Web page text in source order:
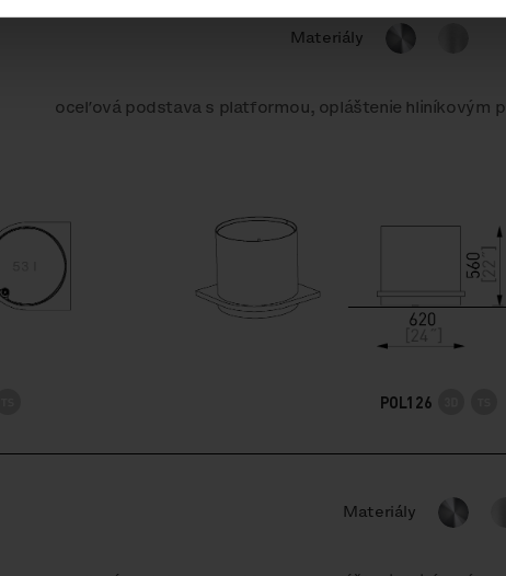
Materiály
oceľová podstava s platformou, opláštenie hliníkovým
POL126
Materiály